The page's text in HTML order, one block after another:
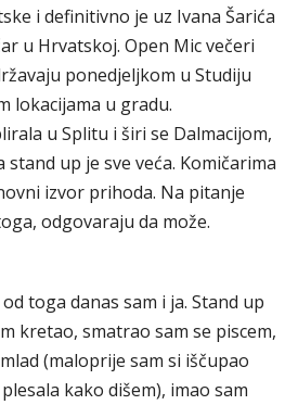
i definitivno je uz Ivana Šarića
u Hrvatskoj. Open Mic večeri
ponedjeljkom u Studiju
lokacijama u gradu.
u Splitu i širi se Dalmacijom,
up je sve veća. Komičarima
izvor prihoda. Na pitanje
odgovaraju da može.
toga danas sam i ja. Stand up
kretao, smatrao sam se piscem,
(maloprije sam si iščupao
kako dišem), imao sam